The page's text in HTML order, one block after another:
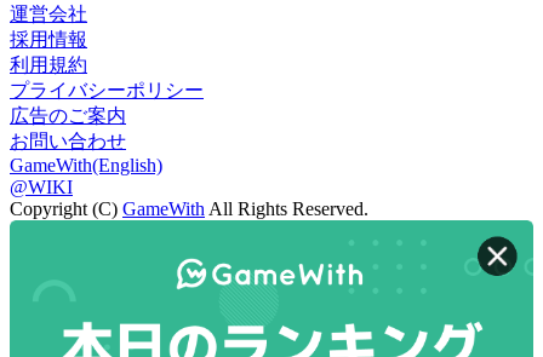
運営会社
採用情報
利用規約
プライバシーポリシー
広告のご案内
お問い合わせ
GameWith(English)
@WIKI
Copyright (C) GameWith All Rights Reserved.